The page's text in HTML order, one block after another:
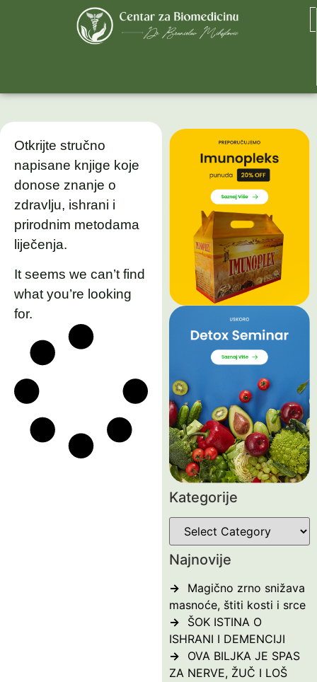
Otkrijte stručno
napisane knjige koje
donose znanje o
zdravlju, ishrani i
prirodnim metodama
liječenja.
It seems we can’t find
what you’re looking
for.
Kategorije
Najnovije
Magično zrno snižava
masnoće, štiti kosti i srce
ŠOK ISTINA O
ISHRANI I DEMENCIJI
OVA BILJKA JE SPAS
ZA NERVE, ŽUČ I LOŠ